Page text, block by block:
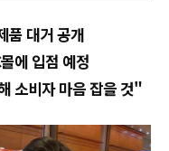
품 대거 공개
에 입점 예정
소비자 마음 잡을 것"